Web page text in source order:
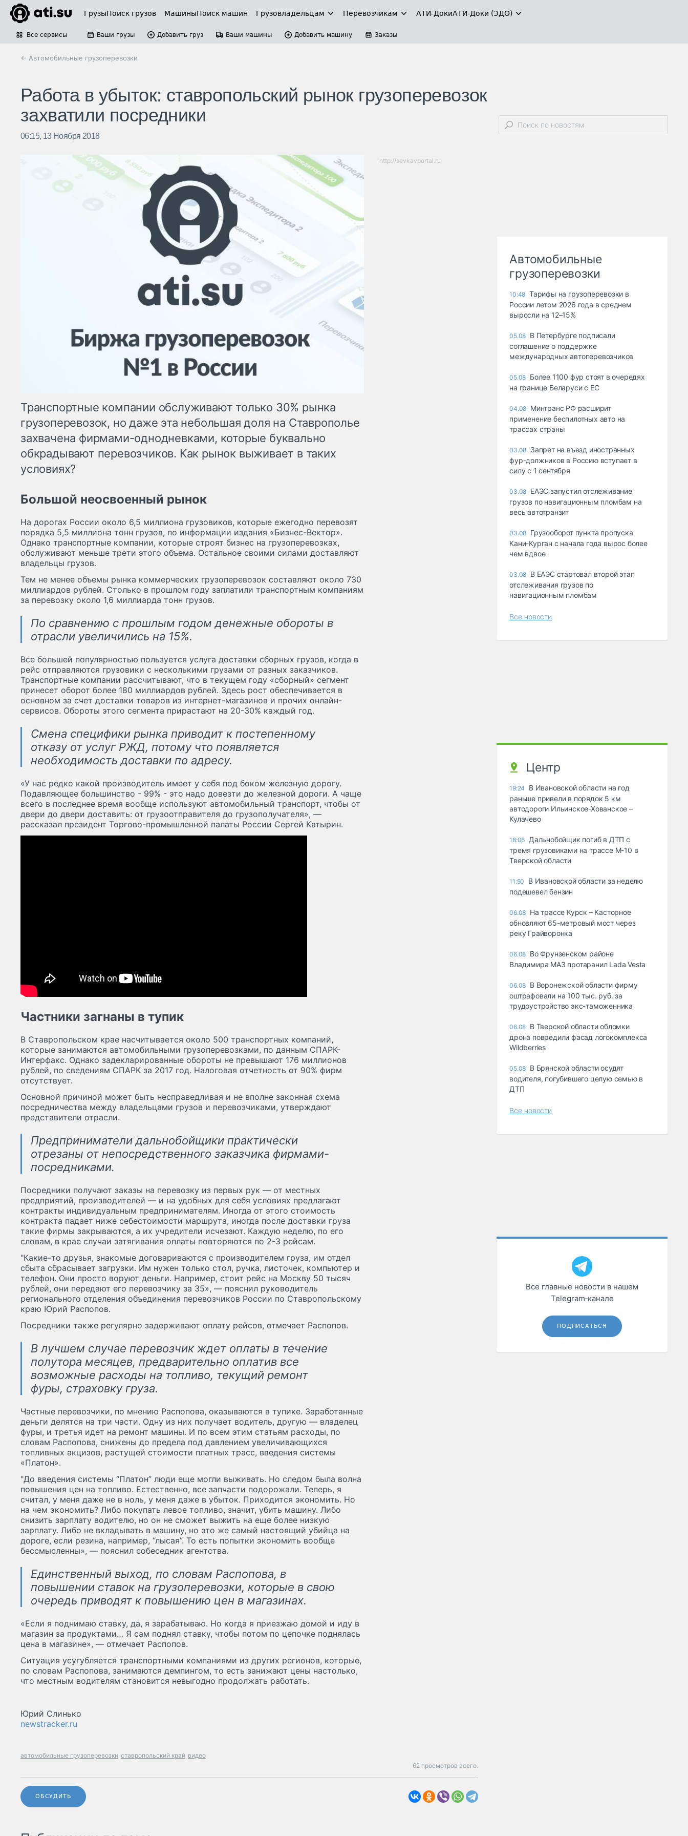
ГрузыПоиск грузов МашиныПоиск машин Грузовладельцам Перевозчикам АТИ-ДокиАТИ-Доки (ЭДО)
Все сервисы Ваши грузы Добавить груз Ваши машины Добавить машину Заказы
← Автомобильные грузоперевозки
Работа в убыток: ставропольский рынок грузоперевозок
захватили посредники
06:15, 13 Ноября 2018
http://sevkavportal.ru
Транспортные компании обслуживают только 30% рынка
грузоперевозок, но даже эта небольшая доля на Ставрополье
захвачена фирмами-однодневками, которые буквально
обкрадывают перевозчиков. Как рынок выживает в таких
условиях?
Большой неосвоенный рынок
На дорогах России около 6,5 миллиона грузовиков, которые ежегодно перевозят
порядка 5,5 миллиона тонн грузов, по информации издания «Бизнес-Вектор».
Однако транспортные компании, которые строят бизнес на грузоперевозках,
обслуживают меньше трети этого объема. Остальное своими силами доставляют
владельцы грузов.
Тем не менее объемы рынка коммерческих грузоперевозок составляют около 730
миллиардов рублей. Столько в прошлом году заплатили транспортным компаниям
за перевозку около 1,6 миллиарда тонн грузов.
По сравнению с прошлым годом денежные обороты в
отрасли увеличились на 15%.
Все большей популярностью пользуется услуга доставки сборных грузов, когда в
рейс отправляются грузовики с несколькими грузами от разных заказчиков.
Транспортные компании рассчитывают, что в текущем году «сборный» сегмент
принесет оборот более 180 миллиардов рублей. Здесь рост обеспечивается в
основном за счет доставки товаров из интернет-магазинов и прочих онлайн-
сервисов. Обороты этого сегмента прирастают на 20-30% каждый год.
Смена специфики рынка приводит к постепенному
отказу от услуг РЖД, потому что появляется
необходимость доставки по адресу.
«У нас редко какой производитель имеет у себя под боком железную дорогу.
Подавляющее большинство - 99% - это надо довезти до железной дороги. А чаще
всего в последнее время вообще используют автомобильный транспорт, чтобы от
двери до двери доставить: от грузоотправителя до грузополучателя», —
рассказал президент Торгово-промышленной палаты России Сергей Катырин.
Частники загнаны в тупик
В Ставропольском крае насчитывается около 500 транспортных компаний,
которые занимаются автомобильными грузоперевозками, по данным СПАРК-
Интерфакс. Однако задекларированные обороты не превышают 176 миллионов
рублей, по сведениям СПАРК за 2017 год. Налоговая отчетность от 90% фирм
отсутствует.
Основной причиной может быть несправедливая и не вполне законная схема
посредничества между владельцами грузов и перевозчиками, утверждают
представители отрасли.
Предприниматели дальнобойщики практически
отрезаны от непосредственного заказчика фирмами-
посредниками.
Посредники получают заказы на перевозку из первых рук — от местных
предприятий, производителей — и на удобных для себя условиях предлагают
контракты индивидуальным предпринимателям. Иногда от этого стоимость
контракта падает ниже себестоимости маршрута, иногда после доставки груза
такие фирмы закрываются, а их учредители исчезают. Каждую неделю, по его
словам, в крае случаи затягивания оплаты повторяются по 2-3 рейсам.
"Какие-то друзья, знакомые договариваются с производителем груза, им отдел
сбыта сбрасывает загрузки. Им нужен только стол, ручка, листочек, компьютер и
телефон. Они просто воруют деньги. Например, стоит рейс на Москву 50 тысяч
рублей, они передают его перевозчику за 35», — пояснил руководитель
регионального отделения объединения перевозчиков России по Ставропольскому
краю Юрий Распопов.
Посредники также регулярно задерживают оплату рейсов, отмечает Распопов.
В лучшем случае перевозчик ждет оплаты в течение
полутора месяцев, предварительно оплатив все
возможные расходы на топливо, текущий ремонт
фуры, страховку груза.
Частные перевозчики, по мнению Распопова, оказываются в тупике. Заработанные
деньги делятся на три части. Одну из них получает водитель, другую — владелец
фуры, и третья идет на ремонт машины. И по всем этим статьям расходы, по
словам Распопова, снижены до предела под давлением увеличивающихся
топливных акцизов, растущей стоимости платных трасс, введения системы
«Платон».
"До введения системы “Платон” люди еще могли выживать. Но следом была волна
повышения цен на топливо. Естественно, все запчасти подорожали. Теперь, я
считал, у меня даже не в ноль, у меня даже в убыток. Приходится экономить. Но
на чем экономить? Либо покупать левое топливо, значит, убить машину. Либо
снизить зарплату водителю, но он не сможет выжить на еще более низкую
зарплату. Либо не вкладывать в машину, но это же самый настоящий убийца на
дороге, если резина, например, “лысая”. То есть попытки экономить вообще
бессмысленны», — пояснил собеседник агентства.
Единственный выход, по словам Распопова, в
повышении ставок на грузоперевозки, которые в свою
очередь приводят к повышению цен в магазинах.
«Если я поднимаю ставку, да, я зарабатываю. Но когда я приезжаю домой и иду в
магазин за продуктами… Я сам поднял ставку, чтобы потом по цепочке поднялась
цена в магазине», — отмечает Распопов.
Ситуация усугубляется транспортными компаниями из других регионов, которые,
по словам Распопова, занимаются демпингом, то есть занижают цены настолько,
что местным водителям становится невыгодно продолжать работать.
Юрий Слинько
newstracker.ru
автомобильные грузоперевозки ставропольский край видео
62 просмотров всего.
ОБСУДИТЬ
Автомобильные
грузоперевозки
10:48 Тарифы на грузоперевозки в
России летом 2026 года в среднем
выросли на 12–15%
05.08 В Петербурге подписали
соглашение о поддержке
международных автоперевозчиков
05.08 Более 1100 фур стоят в очередях
на границе Беларуси с ЕС
04.08 Минтранс РФ расширит
применение беспилотных авто на
трассах страны
03.08 Запрет на въезд иностранных
фур-должников в Россию вступает в
силу с 1 сентября
03.08 ЕАЭС запустил отслеживание
грузов по навигационным пломбам на
весь автотранзит
03.08 Грузооборот пункта пропуска
Кани-Курган с начала года вырос более
чем вдвое
03.08 В ЕАЭС стартовал второй этап
отслеживания грузов по
навигационным пломбам
Все новости
Центр
19:24
В Ивановской области на год
раньше привели в порядок 5 км
автодороги Ильинское-Хованское –
Кулачево
18:06 Дальнобойщик погиб в ДТП с
тремя грузовиками на трассе М-10 в
Тверской области
11:50
В Ивановской области за неделю
подешевел бензин
06.08 На трассе Курск – Касторное
обновляют 65-метровый мост через
реку Грайворонка
06.08 Во Фрунзенском районе
Владимира МАЗ протаранил Lada Vesta
06.08 В Воронежской области фирму
оштрафовали на 100 тыс. руб. за
трудоустройство экс-таможенника
06.08 В Тверской области обломки
дрона повредили фасад логокомплекса
Wildberries
05.08 В Брянской области осудят
водителя, погубившего целую семью в
ДТП
Все новости
Все главные новости в нашем
Telegram‑канале
ПОДПИСАТЬСЯ